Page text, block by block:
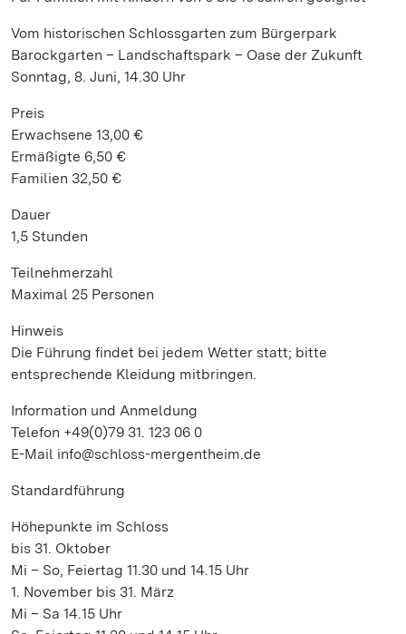
Vom historischen Schlossgarten zum Bürgerpark
Barockgarten – Landschaftspark – Oase der Zukunft
Sonntag, 8. Juni, 14.30 Uhr
Preis
Erwachsene 13,00 €
Ermäßigte 6,50 €
Familien 32,50 €
Dauer
1,5 Stunden
Teilnehmerzahl
Maximal 25 Personen
Hinweis
Die Führung findet bei jedem Wetter statt; bitte
entsprechende Kleidung mitbringen.
Information und Anmeldung
Telefon +49(0)79 31. 123 06 0
E-Mail info@schloss-mergentheim.de
Standardführung
Höhepunkte im Schloss
bis 31. Oktober
Mi – So, Feiertag 11.30 und 14.15 Uhr
1. November bis 31. März
Mi – Sa 14.15 Uhr